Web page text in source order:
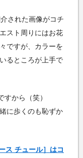
された画像がコチ
スト周りにはお花
ですが、カラーを
るところが上手で
すから（笑）
に歩くのも恥ずか
ス チュール］はコ